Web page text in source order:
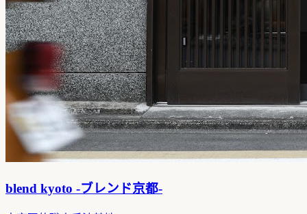
blend kyoto -ブレンド京都-